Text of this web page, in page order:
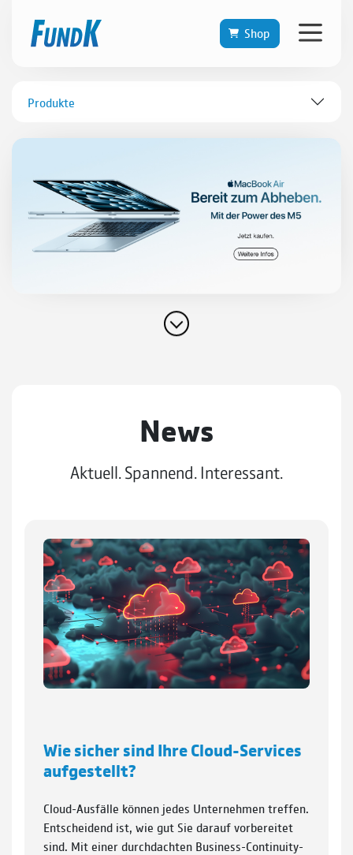
Shop
Produkte
News
Aktuell. Spannend. Interessant.
Wie sicher sind Ihre Cloud-Services
aufgestellt?
Cloud-Ausfälle können jedes Unternehmen treffen.
Entscheidend ist, wie gut Sie darauf vorbereitet
sind. Mit einer durchdachten Business-Continuity-